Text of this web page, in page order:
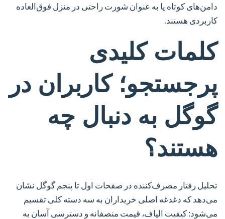
دامن‌های کوتاه یا به عنوان شورت راحتی در منزل فوق‌العاده
کاربردی هستند.
کلمات کلیدی
پرجستجو؛ کاربران در
گوگل به دنبال چه
هستند؟
تحلیل رفتار مصرف‌کننده در صفحات اول تا پنجم گوگل نشان
می‌دهد که دغدغه اصلی خریداران به سه دسته کلی تقسیم
می‌شود:کیفیت الیاف، قیمت منصفانه و دسترسی آسان به